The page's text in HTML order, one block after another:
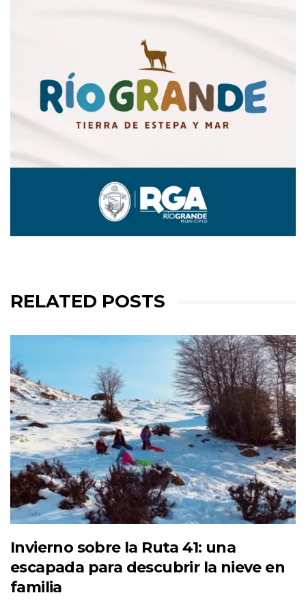
RELATED POSTS
Invierno sobre la Ruta 41: una
escapada para descubrir la nieve en
familia